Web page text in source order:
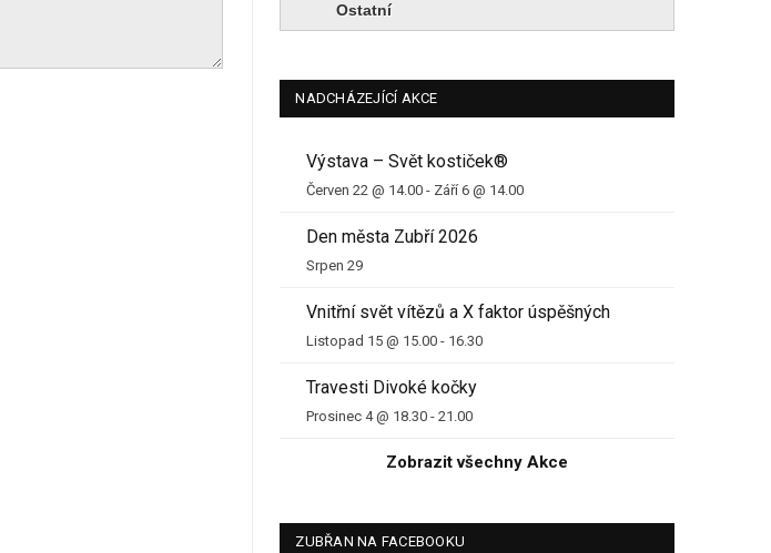
Ostatní
NADCHÁZEJÍCÍ AKCE
Výstava – Svět kostiček®
Červen 22 @ 14.00 - Září 6 @ 14.00
Den města Zubří 2026
Srpen 29
Vnitřní svět vítězů a X faktor úspěšných
Listopad 15 @ 15.00 - 16.30
Travesti Divoké kočky
Prosinec 4 @ 18.30 -21.00
Zobrazit všechny Akce
ZUBŘAN NA FACEBOOKU